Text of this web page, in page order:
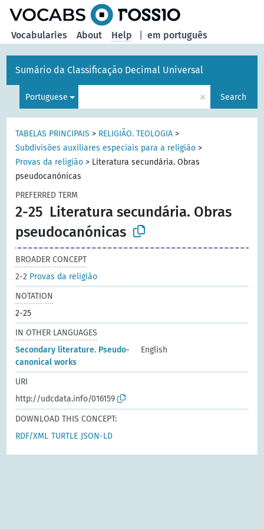
em português
Vocabularies About Help
Sumário da Classificação Decimal Universal
Portuguese × Search
TABELAS PRINCIPAIS > RELIGIÃO. TEOLOGIA >
Subdivisões auxiliares especiais para a religião >
Provas da religião > Literatura secundária. Obras
pseudocanónicas
PREFERRED TERM
2-25 Literatura secundária. Obras
pseudocanónicas
BROADER CONCEPT
2-2 Provas da religião
NOTATION
2-25
IN OTHER LANGUAGES
Secondary literature. Pseudo-
canonical works
English
URI
http://udcdata.info/016159
DOWNLOAD THIS CONCEPT:
RDF/XML TURTLE JSON-LD